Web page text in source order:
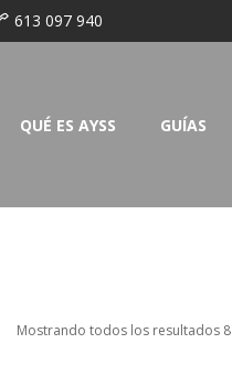
613 097 940
QUÉ ES AYSS GUÍAS
Mostrando todos los resultados 8